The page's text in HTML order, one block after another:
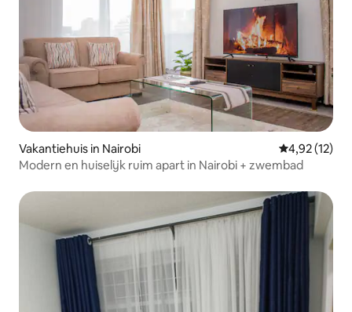
Vakantiehuis in Nairobi Gemiddelde
4,92 (12)
Modern en huiselijk ruim apart in Nairobi + zwembad